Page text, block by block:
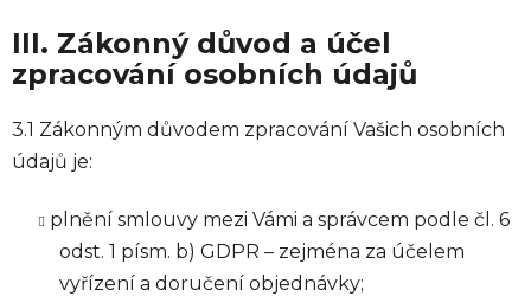
III. Zákonný důvod a účel
zpracování osobních údajů
3.1 Zákonným důvodem zpracování Vašich osobních
údajů je:
plnění smlouvy mezi Vámi a správcem podle čl. 6
odst. 1 písm. b) GDPR – zejména za účelem
vyřízení a doručení objednávky;